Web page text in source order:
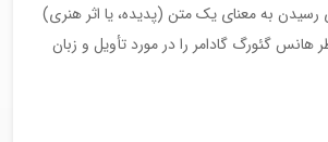
رسیدن به معنای یک متن (پدیده، یا اثر هنری)
هانس گئورگ گادامر را در مورد تأویل و زبان